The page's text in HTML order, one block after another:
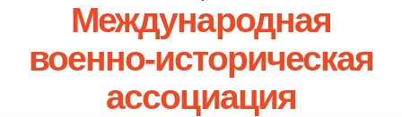
Международная
военно-историческая
ассоциация